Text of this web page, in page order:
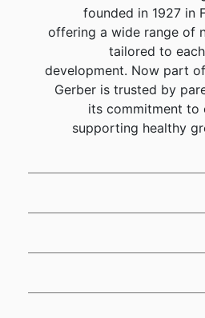
founded in 1927 in
offering a wide range of
tailored to
development. Now part
Gerber is trusted by
its commitment to
supporting healthy